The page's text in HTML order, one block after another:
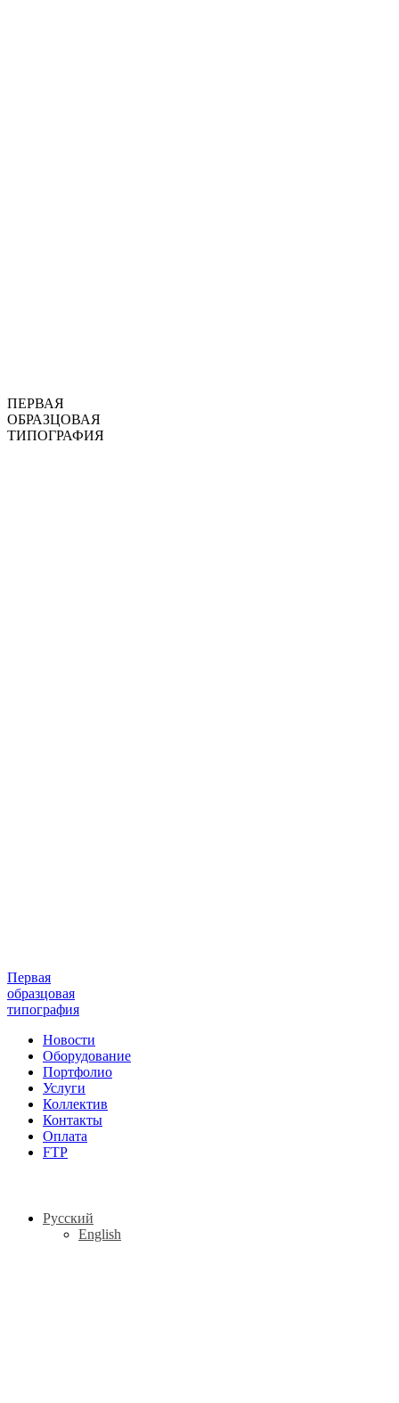
ПЕРВАЯ
ОБРАЗЦОВАЯ
ТИПОГРАФИЯ
Первая
образцовая
типография
Новости
Оборудование
Портфолио
Услуги
Коллектив
Контакты
Оплата
FTP
Русский
English